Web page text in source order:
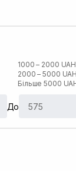
1000 – 2000 UAH
2000 – 5000 UAH
Більше 5000
До